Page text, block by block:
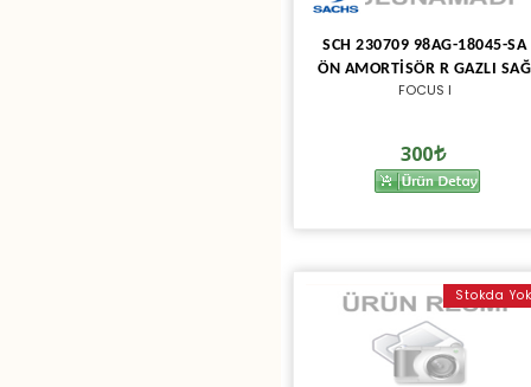
SCH 230709 98AG-18045-SA
ÖN AMORTİSÖR R GAZLI SAĞ
FOCUS I
300
Stokda Yok